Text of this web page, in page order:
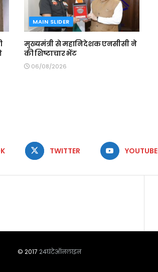
MAIN SLIDER
मुख्यमंत्री से महानिदेशक एनसीसी ने
की शिष्टाचार भेंट
06/08/2026
TWITTER YOUTUBE
© 2017 24घंटेऑनलाइन